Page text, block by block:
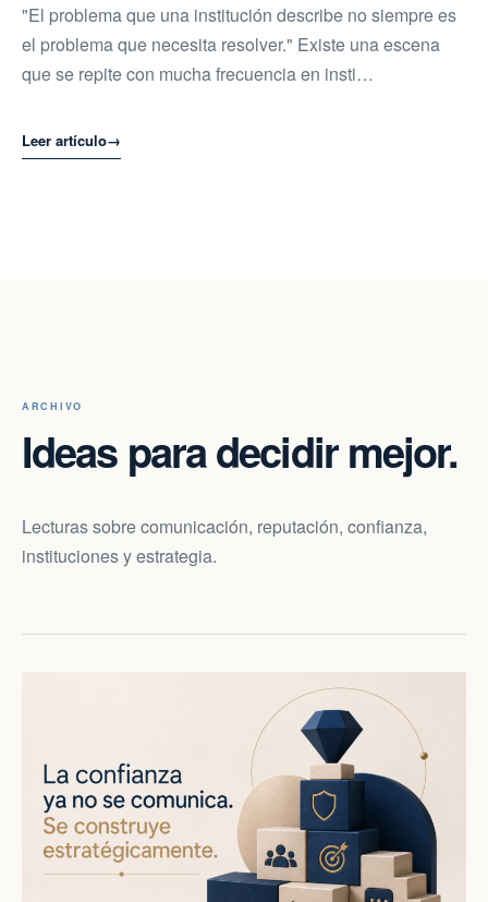
"El problema que una institución describe no siempre es
el problema que necesita resolver." Existe una escena
que se repite con mucha frecuencia en insti…
Leer artículo→
ARCHIVO
Ideas para decidir mejor.
Lecturas sobre comunicación, reputación, confianza,
instituciones y estrategia.